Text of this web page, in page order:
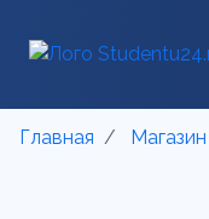
Главная